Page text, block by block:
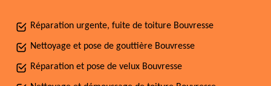
Réparation urgente, fuite de toiture Bouvresse
Nettoyage et pose de gouttière Bouvresse
Réparation et pose de velux Bouvresse